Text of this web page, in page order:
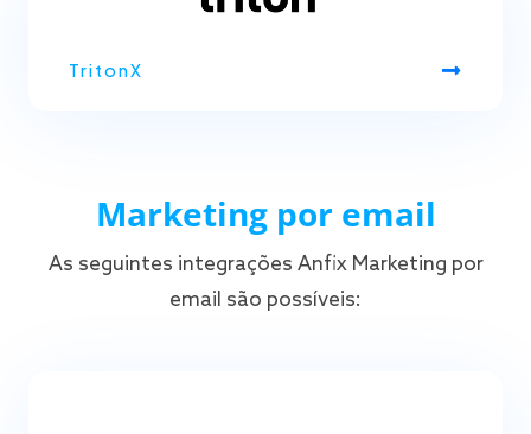
TritonX
Marketing por email
As seguintes integrações Anfix Marketing por
email são possíveis: